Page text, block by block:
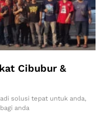
Cibubur &
solusi tepat untuk anda,
anda